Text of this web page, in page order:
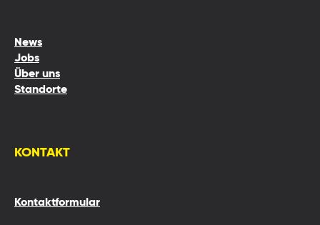
News
Jobs
Über uns
Standorte
KONTAKT
Kontaktformular